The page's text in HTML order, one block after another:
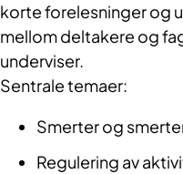
korte forelesninger og
mellom deltakere og
underviser.
Sentrale temaer:
Smerter og
Regulering av